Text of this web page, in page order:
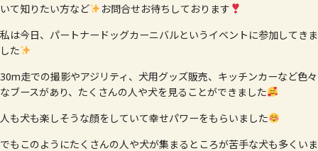
いて知りたい方など
お問合せお待ちしております
私は今日、パートナードッグカーニバルというイベントに参加してきま
した
30m走での撮影やアジリティ、犬用グッズ販売、キッチンカーなど色々
なブースがあり、たくさんの人や犬を見ることができました
人も犬も楽しそうな顔をしていて幸せパワーをもらいました
でもこのようにたくさんの人や犬が集まるところが苦手な犬も多くいま